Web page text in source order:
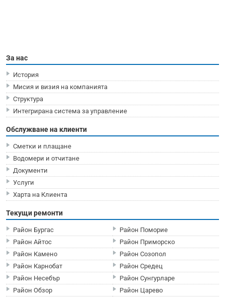
За нас
История
Мисия и визия на компанията
Структура
Интегрирана система за управление
Обслужване на клиенти
Сметки и плащане
Водомери и отчитане
Документи
Услуги
Харта на Клиента
Текущи ремонти
Район Бургас
Район Айтос
Район Камено
Район Карнобат
Район Несебър
Район Обзор
Район Поморие
Район Приморско
Район Созопол
Район Средец
Район Сунгурларе
Район Царево